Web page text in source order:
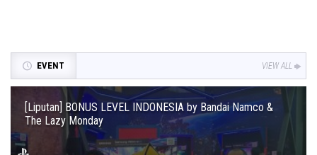
EVENT VIEW ALL
[Liputan] BONUS LEVEL INDONESIA by Bandai Namco &
The Lazy Monday